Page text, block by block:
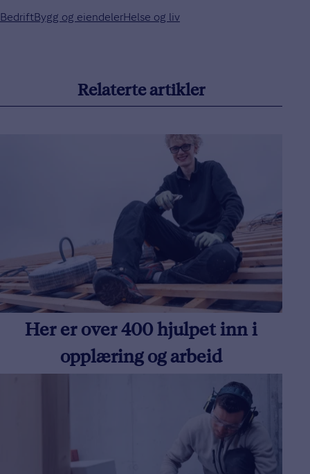
BedriftBygg og eiendelerHelse og liv
Relaterte artikler
Her er over 400 hjulpet inn i
opplæring og arbeid